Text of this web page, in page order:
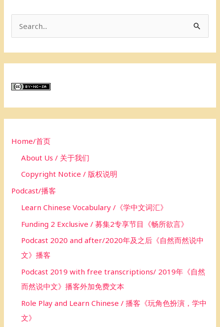
c
rHome/首页
About Us / 关于我们
Copyright Notice / 版权说明
Podcast/播客
Learn Chinese Vocabulary /《学中文词汇》
Funding 2 Exclusive / 募集2专享节目《畅所欲言》
Podcast 2020 and after/2020年及之后《自然而然说中
文》播客
Podcast 2019 with free transcriptions/ 2019年《自然
而然说中文》播客外加免费文本
Role Play and Learn Chinese / 播客《玩角色扮演，学中
文》